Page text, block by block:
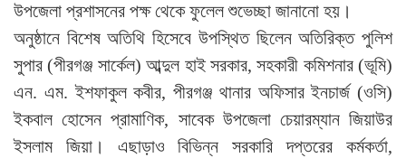
উপজেলা প্রশাসনের পক্ষ থেকে ফুলেল শুভেচ্ছা জানানো হয়।
অনুষ্ঠানে বিশেষ অতিথি হিসেবে উপস্থিত ছিলেন অতিরিক্ত পুলিশ
সুপার (পীরগঞ্জ সার্কেল) আব্দুল হাই সরকার, সহকারী কমিশনার (ভূমি)
এন. এম. ইশফাকুল কবীর, পীরগঞ্জ থানার অফিসার ইনচার্জ (ওসি)
ইকবাল হোসেন প্রামাণিক, সাবেক উপজেলা চেয়ারম্যান জিয়াউর
ইসলাম জিয়া। এছাড়াও বিভিন্ন সরকারি দপ্তরের কর্মকর্তা,